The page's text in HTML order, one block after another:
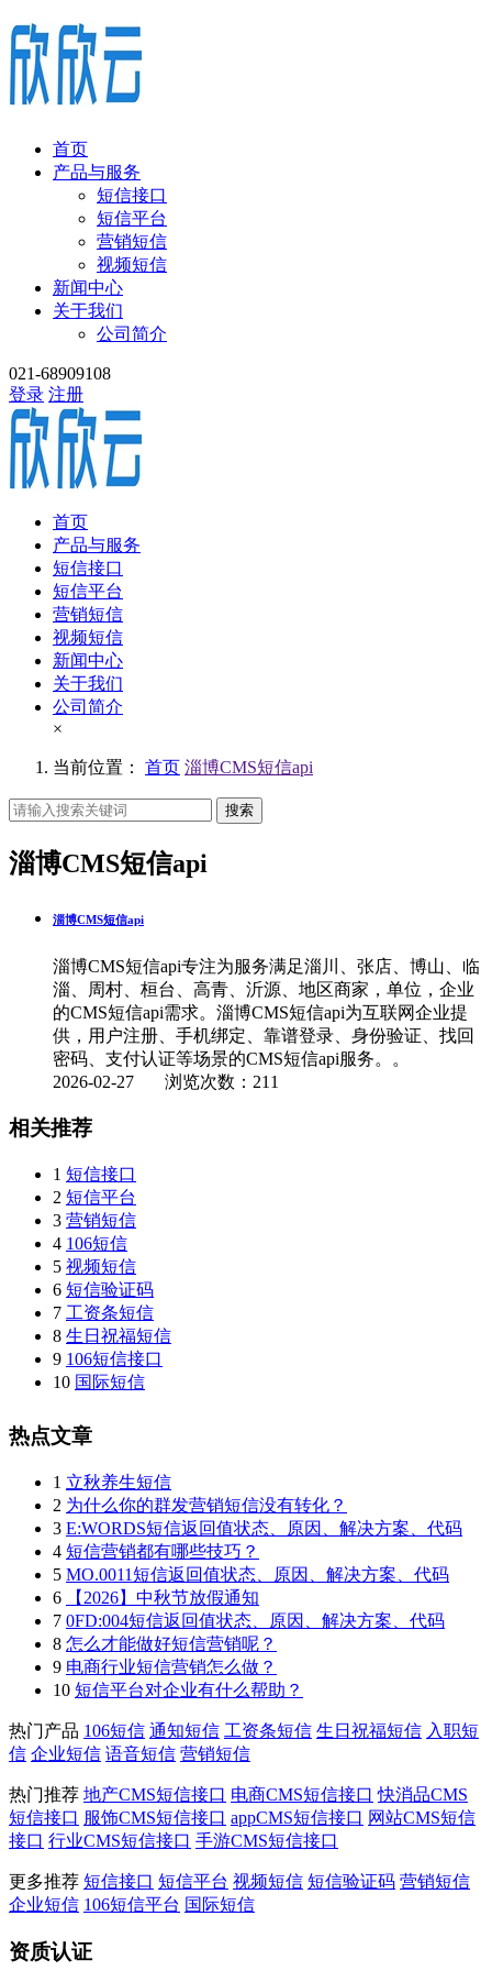
首页
产品与服务
短信接口
短信平台
营销短信
视频短信
新闻中心
关于我们
公司简介
021-68909108
登录 注册
首页
产品与服务
短信接口
短信平台
营销短信
视频短信
新闻中心
关于我们
公司简介
×
当前位置： 首页 淄博CMS短信api
搜索
淄博CMS短信api
淄博CMS短信api
淄博CMS短信api专注为服务满足淄川、张店、博山、临
淄、周村、桓台、高青、沂源、地区商家，单位，企业
的CMS短信api需求。淄博CMS短信api为互联网企业提
供，用户注册、手机绑定、靠谱登录、身份验证、找回
密码、支付认证等场景的CMS短信api服务。。
2026-02-27 浏览次数：211
相关推荐
1 短信接口
2 短信平台
3 营销短信
4 106短信
5 视频短信
6 短信验证码
7 工资条短信
8 生日祝福短信
9 106短信接口
10 国际短信
热点文章
1 立秋养生短信
2 为什么你的群发营销短信没有转化？
3 E:WORDS短信返回值状态、原因、解决方案、代码
4 短信营销都有哪些技巧？
5 MO.0011短信返回值状态、原因、解决方案、代码
6
【2026】中秋节放假通知
7 0FD:004短信返回值状态、原因、解决方案、代码
8 怎么才能做好短信营销呢？
9 电商行业短信营销怎么做？
10 短信平台对企业有什么帮助？
热门产品 106短信 通知短信 工资条短信 生日祝福短信 入职短
信 企业短信 语音短信 营销短信
热门推荐 地产CMS短信接口 电商CMS短信接口 快消品CMS
短信接口 服饰CMS短信接口 appCMS短信接口 网站CMS短信
接口 行业CMS短信接口 手游CMS短信接口
更多推荐 短信接口 短信平台 视频短信 短信验证码 营销短信
企业短信 106短信平台 国际短信
资质认证